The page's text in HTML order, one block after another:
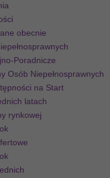
obecnie
Poradnicze
Osób Niepełnosprawnych
na Start
latach
rynkowej